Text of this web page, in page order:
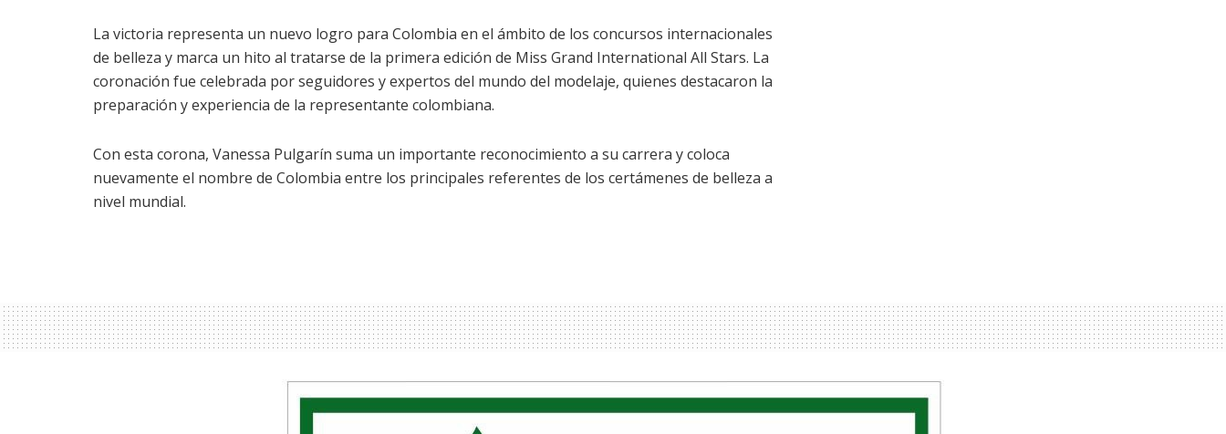
La victoria representa un nuevo logro para Colombia en el ámbito de los concursos internacionales
de belleza y marca un hito al tratarse de la primera edición de Miss Grand International All Stars. La
coronación fue celebrada por seguidores y expertos del mundo del modelaje, quienes destacaron la
preparación y experiencia de la representante colombiana.
Con esta corona, Vanessa Pulgarín suma un importante reconocimiento a su carrera y coloca
nuevamente el nombre de Colombia entre los principales referentes de los certámenes de belleza a
nivel mundial.